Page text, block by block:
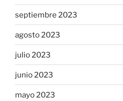
septiembre 2023
agosto 2023
julio 2023
junio 2023
mayo 2023